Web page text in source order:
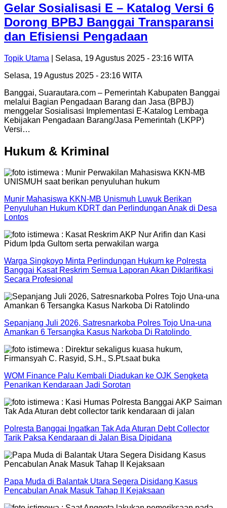
Gelar Sosialisasi E – Katalog Versi 6
Dorong BPBJ Banggai Transparansi
dan Efisiensi Pengadaan
Topik Utama | Selasa, 19 Agustus 2025 - 23:16 WITA
Selasa, 19 Agustus 2025 - 23:16 WITA
Banggai, Suarautara.com – Pemerintah Kabupaten Banggai
melalui Bagian Pengadaan Barang dan Jasa (BPBJ)
menggelar Sosialisasi Implementasi E-Katalog Lembaga
Kebijakan Pengadaan Barang/Jasa Pemerintah (LKPP)
Versi…
Hukum & Kriminal
Munir Mahasiswa KKN-MB Unismuh Luwuk Berikan
Penyuluhan Hukum KDRT dan Perlindungan Anak di Desa
Lontos
Warga Singkoyo Minta Perlindungan Hukum ke Polresta
Banggai Kasat Reskrim Semua Laporan Akan Diklarifikasi
Secara Profesional
Sepanjang Juli 2026, Satresnarkoba Polres Tojo Una-una
Amankan 6 Tersangka Kasus Narkoba Di Ratolindo
WOM Finance Palu Kembali Diadukan ke OJK Sengketa
Penarikan Kendaraan Jadi Sorotan
Polresta Banggai Ingatkan Tak Ada Aturan Debt Collector
Tarik Paksa Kendaraan di Jalan Bisa Dipidana
Papa Muda di Balantak Utara Segera Disidang Kasus
Pencabulan Anak Masuk Tahap II Kejaksaan